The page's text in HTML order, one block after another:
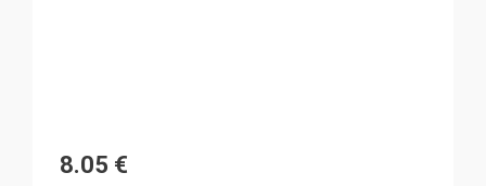
8.05 €